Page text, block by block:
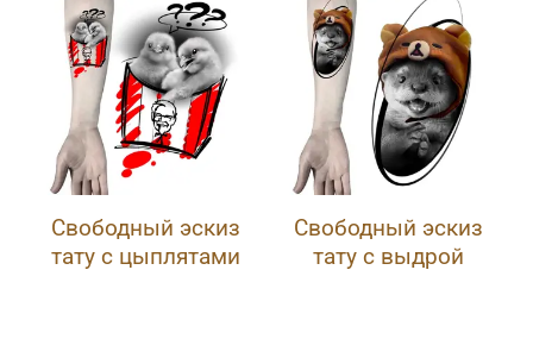
Свободный эскиз
тату с цыплятами
Свободный эскиз
тату с выдрой